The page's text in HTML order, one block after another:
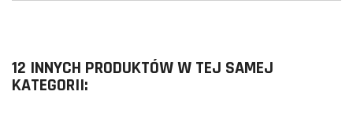
12 INNYCH PRODUKTÓW W TEJ SAMEJ
KATEGORII: